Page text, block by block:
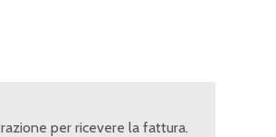
per ricevere la fattura.